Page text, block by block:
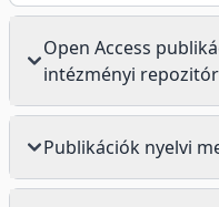
Open Access
intézményi
Publikációk nyelvi